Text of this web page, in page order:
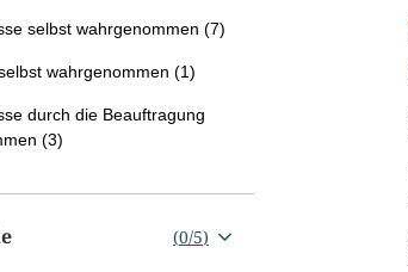
selbst wahrgenommen (7)
wahrgenommen (1)
durch die Beauftragung
(3)
(0/5)